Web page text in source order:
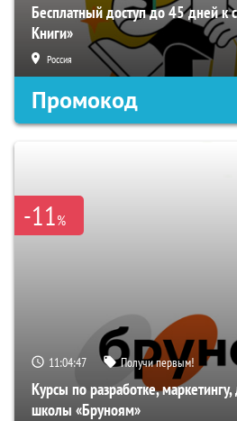
Бесплатный доступ до 45 дней к
Книги»
Россия
Промокод
-11%
11:04:46 Получи первым!
Курсы по разработке,
школы «Бруноям»